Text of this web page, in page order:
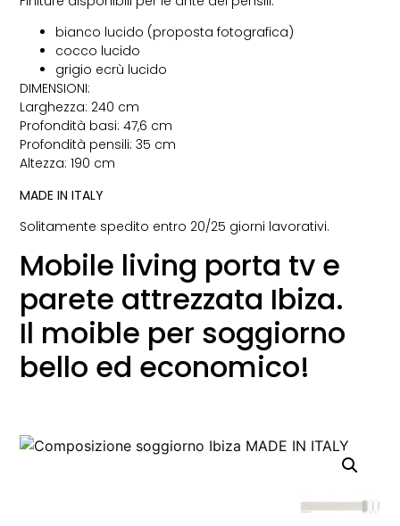
bianco lucido (proposta fotografica)
cocco lucido
grigio ecrù lucido
DIMENSIONI:
Larghezza: 240 cm
Profondità basi: 47,6 cm
Profondità pensili: 35 cm
Altezza: 190 cm
MADE IN ITALY
Solitamente spedito entro 20/25 giorni lavorativi.
Mobile living porta tv e
parete attrezzata Ibiza.
Il moible per soggiorno
bello ed economico!